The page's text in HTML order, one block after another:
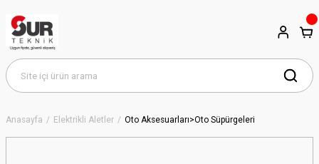
Anasayfa Elektrikli Aletler Oto Aksesuarları>Oto Süpürgeleri